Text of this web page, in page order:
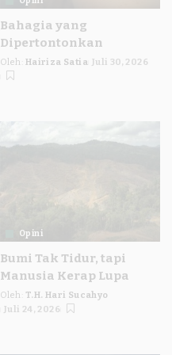
Bahagia yang
Dipertontonkan
Posted
by
Oleh: Hairiza Satia Juli 30, 2026
Opini
Bumi Tak Tidur, tapi
Manusia Kerap Lupa
Posted
by
Oleh:
T.H. Hari Sucahyo
Juli 24, 2026